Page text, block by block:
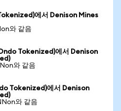
에서 Denison Mines
와 같음
Tokenized)에서 Denison
와 같음
Tokenized)에서 Denison
와 같음